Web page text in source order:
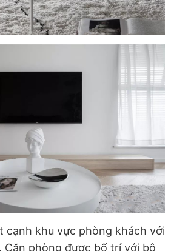
cạnh khu vực phòng khách với
Căn phòng được bố trí với bộ